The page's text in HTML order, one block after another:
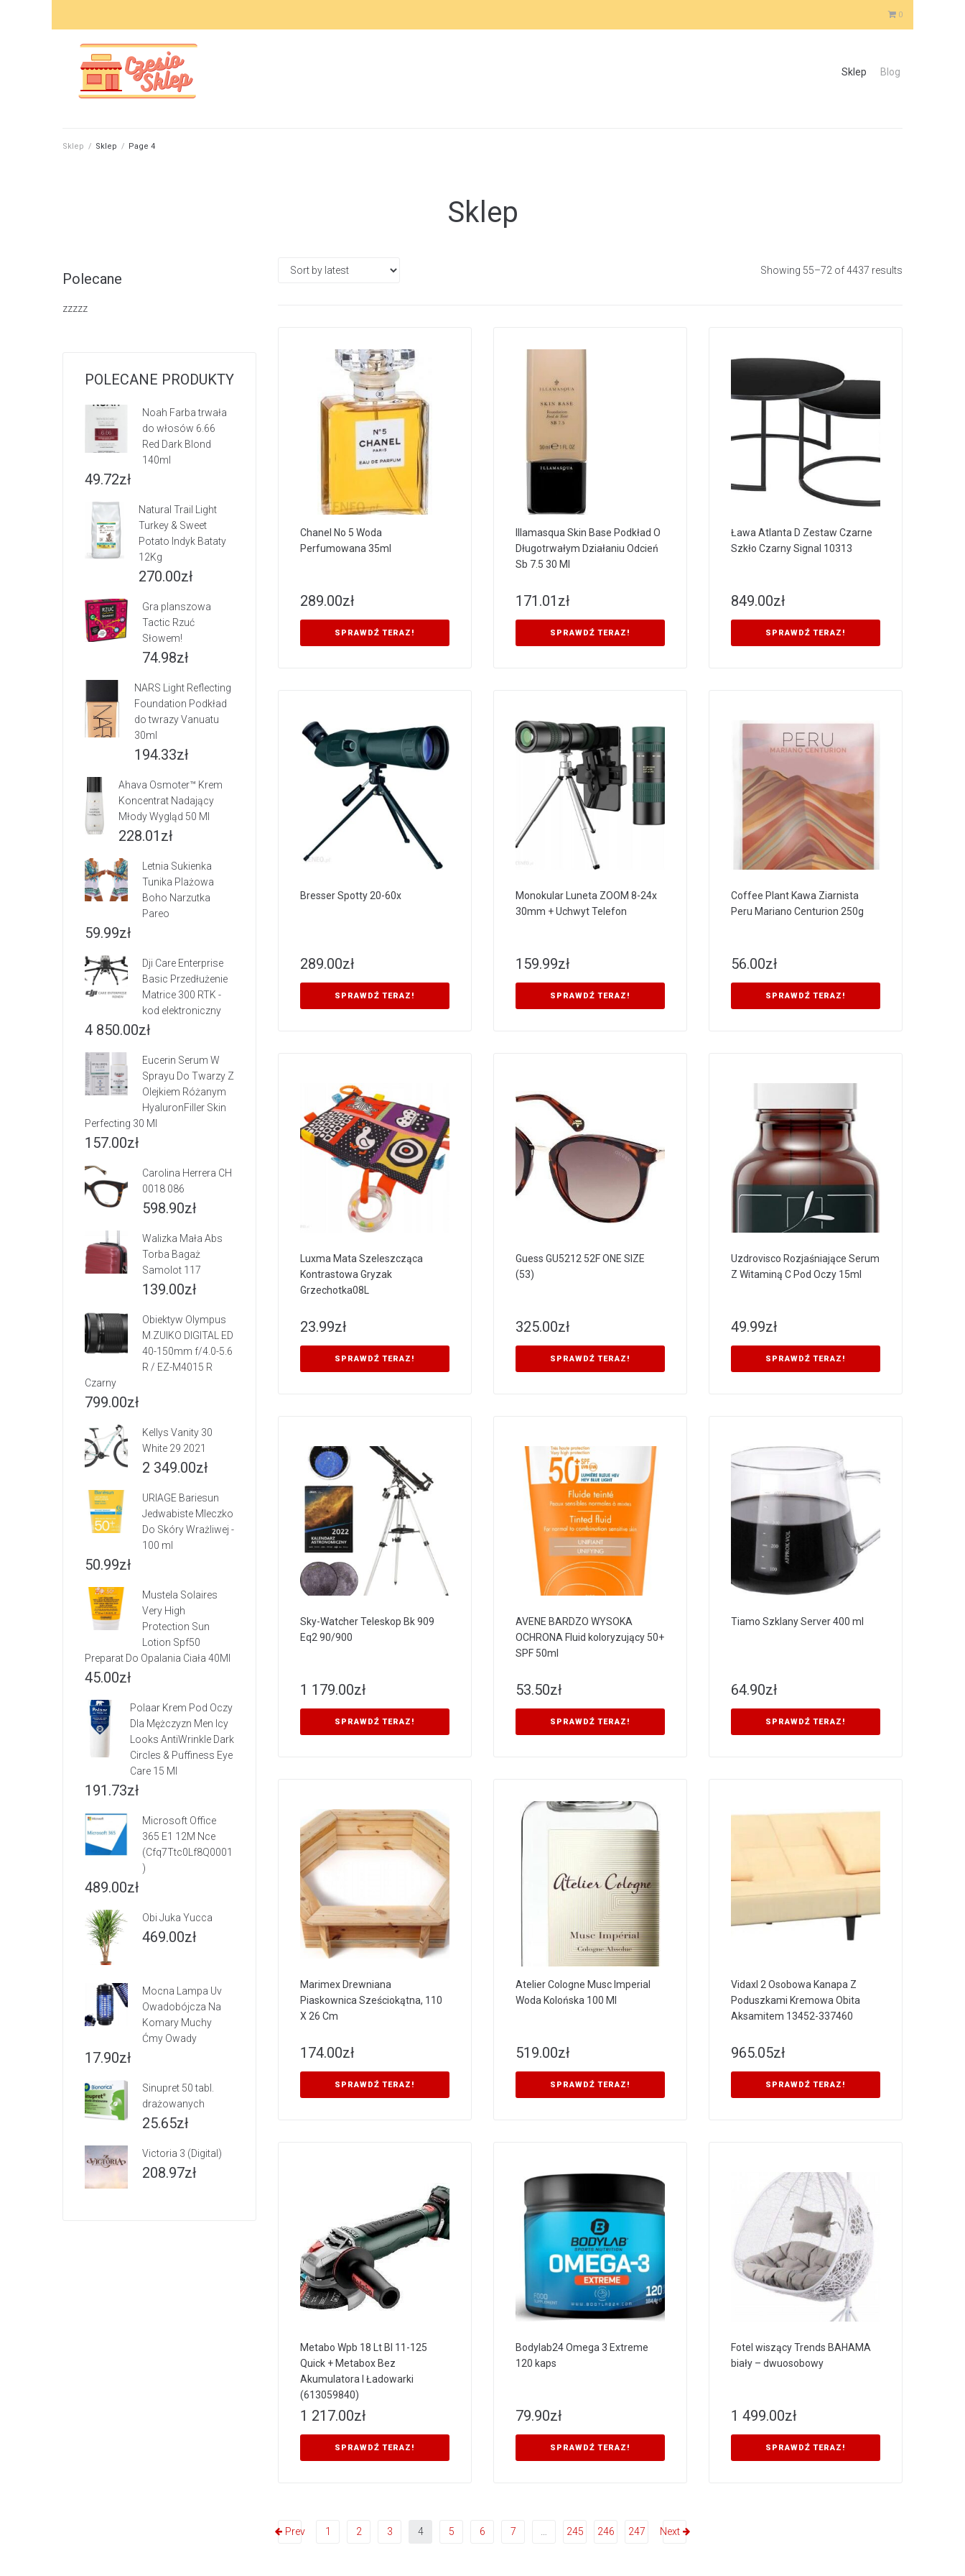
0
Sklep Blog
Sklep / Sklep / Page 4
Sklep
Showing 55–72 of 4437 results
Chanel No 5 Woda
Perfumowana 35ml
289.00zł
SPRAWDŹ TERAZ!
Illamasqua Skin Base Podkład O
Długotrwałym Działaniu Odcień
Sb 7.5 30 Ml
171.01 zł
SPRAWDŹ TERAZ!
Ława Atlanta D Zestaw Czarne
Szkło Czarny Signal 10313
849.00zł
SPRAWDŹ TERAZ!
Bresser Spotty 20-60x
289.00zł
SPRAWDŹ TERAZ!
Monokular Luneta ZOOM 8-24x
30mm + Uchwyt Telefon
159.99zł
SPRAWDŹ TERAZ!
Coffee Plant Kawa Ziarnista
Peru Mariano Centurion 250g
56.00zł
SPRAWDŹ TERAZ!
Luxma Mata Szeleszcząca
Kontrastowa Gryzak
Grzechotka08L
23.99zł
SPRAWDŹ TERAZ!
Guess GU5212 52F ONE SIZE
(53)
325.00zł
SPRAWDŹ TERAZ!
Uzdrovisco Rozjaśniające Serum
Z Witaminą C Pod Oczy 15ml
49.99zł
SPRAWDŹ TERAZ!
Sky-Watcher Teleskop Bk 909
Eq2 90/900
1 179.00zł
SPRAWDŹ TERAZ!
AVENE BARDZO WYSOKA
OCHRONA Fluid koloryzujący 50+
SPF 50ml
53.50zł
SPRAWDŹ TERAZ!
Tiamo Szklany Server 400 ml
64.90zł
SPRAWDŹ TERAZ!
Marimex Drewniana
Piaskownica Sześciokątna, 110
X 26 Cm
174.00zł
SPRAWDŹ TERAZ!
Atelier Cologne Musc Imperial
Woda Kolońska 100 Ml
519.00zł
SPRAWDŹ TERAZ!
Vidaxl 2 Osobowa Kanapa Z
Poduszkami Kremowa Obita
Aksamitem 13452-337460
965.05zł
SPRAWDŹ TERAZ!
Metabo Wpb 18 Lt Bl 11-125
Quick + Metabox Bez
Akumulatora I Ładowarki
(613059840)
1 217.00zł
SPRAWDŹ TERAZ!
Bodylab24 Omega 3 Extreme
120 kaps
79.90zł
SPRAWDŹ TERAZ!
Fotel wiszący Trends BAHAMA
biały – dwuosobowy
1 499.00zł
SPRAWDŹ TERAZ!
Prev 1 2 3 4 5 6 7 245 246 247 Next
Polecane
zzzzz
POLECANE PRODUKTY
Noah Farba trwała
do włosów 6.66
Red Dark Blond
140ml
49.72zł
Natural Trail Light
Turkey & Sweet
Potato Indyk Bataty
12Kg
270.00zł
Gra planszowa
Tactic Rzuć
Słowem!
74.98zł
NARS Light Reflecting
Foundation Podkład
do twrazy Vanuatu
30ml
194.33zł
Ahava Osmoter™ Krem
Koncentrat Nadający
Młody Wygląd 50 Ml
228.01 zł
Letnia Sukienka
Tunika Plażowa
Boho Narzutka
Pareo
59.99zł
Dji Care Enterprise
Basic Przedłużenie
Matrice 300 RTK -
kod elektroniczny
4 850.00zł
Eucerin Serum W
Sprayu Do Twarzy Z
Olejkiem Różanym
HyaluronFiller Skin
Perfecting 30 Ml
157.00zł
Carolina Herrera CH
0018 086
598.90zł
Walizka Mała Abs
Torba Bagaż
Samolot 117
139.00zł
Obiektyw Olympus
M.ZUIKO DIGITAL ED
40-150mm f/4.0-5.6
R / EZ-M4015 R
Czarny
799.00zł
Kellys Vanity 30
White 29 2021
2 349.00zł
URIAGE Bariesun
Jedwabiste Mleczko
Do Skóry Wrażliwej -
100 ml
50.99zł
Mustela Solaires
Very High
Protection Sun
Lotion Spf50
Preparat Do Opalania Ciała 40Ml
45.00zł
Polaar Krem Pod Oczy
Dla Mężczyzn Men Icy
Looks AntiWrinkle Dark
Circles & Puffiness Eye
Care 15 Ml
191.73zł
Microsoft Office
365 E1 12M Nce
(Cfq7Ttc0Lf8Q0001
)
489.00zł
Obi Juka Yucca
469.00zł
Mocna Lampa Uv
Owadobójcza Na
Komary Muchy
Ćmy Owady
17.90zł
Sinupret 50 tabl.
drażowanych
25.65zł
Victoria 3 (Digital)
208.97zł